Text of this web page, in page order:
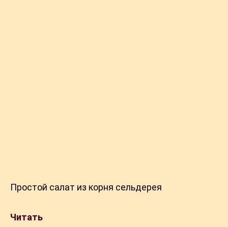
Простой салат из корня сельдерея
Читать